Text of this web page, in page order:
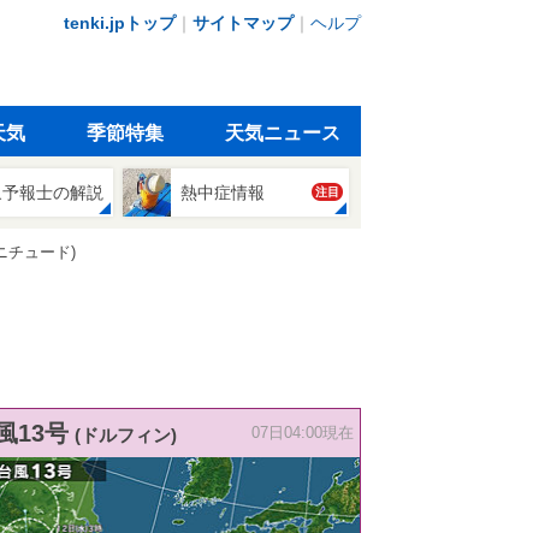
tenki.jpトップ｜ サイトマップ｜ ヘルプ
気 季節特集 天気ニュース
報士の解説 熱中症情報 注目
チュード)
13号 (ドルフィン) 07日04:00現在